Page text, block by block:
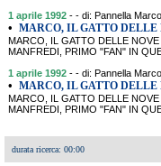
1 aprile 1992 - - di: Pannella
• MARCO, IL GATTO DELLE
MARCO, IL GATTO DELLE
MANFREDI, PRIMO "FAN" IN
1 aprile 1992 - - di: Pannella
• MARCO, IL GATTO DELLE
MARCO, IL GATTO DELLE
MANFREDI, PRIMO "FAN" IN
durata ricerca: 00:00